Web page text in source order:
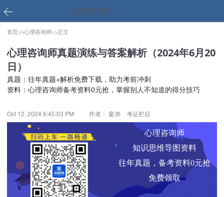
心理咨询师
首页>>心理咨询师>>正文
心理咨询师真题演练与答案解析（2024年6月20
日）
真题： 往年真题+解析免费下载，助力考前冲刺
资料： 心理咨询师备考资料0元抢，掌握别人不知道的得分技巧
Oct 12, 2024 6:45:03 PM 作者： 窗弟 考证栏目
心理咨询师
知识思维导图资料
往年真题，备考资料0元抢
免费领取